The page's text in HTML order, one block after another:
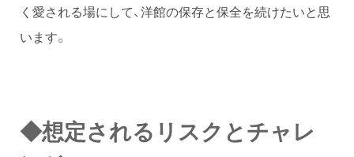
く愛される場にして、洋館の保存と保全を続けたいと思
います。
◆想定されるリスクとチャレ